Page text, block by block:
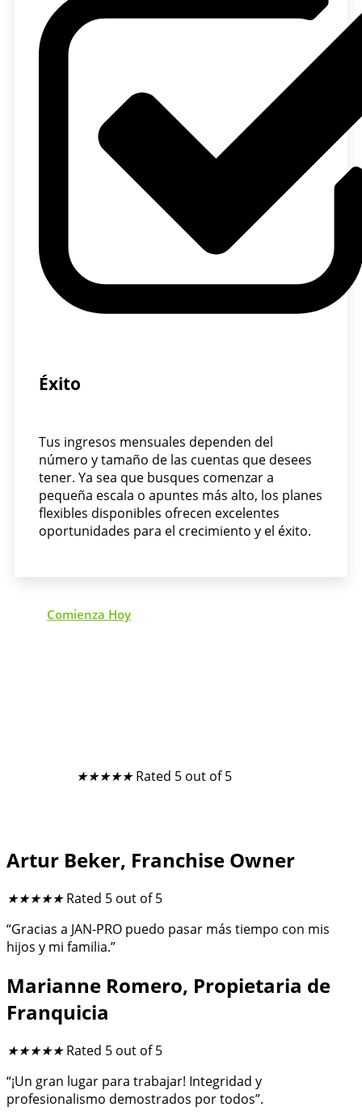
Éxito
Tus ingresos mensuales dependen del
número y tamaño de las cuentas que desees
tener. Ya sea que busques comenzar a
pequeña escala o apuntes más alto, los planes
flexibles disponibles ofrecen excelentes
oportunidades para el crecimiento y el éxito.
Comienza Hoy
★★★★★ Rated 5 out of 5
Artur Beker, Franchise Owner
★★★★★ Rated 5 out of 5
“Gracias a JAN-PRO puedo pasar más tiempo con mis
hijos y mi familia.”
Marianne Romero, Propietaria de
Franquicia
★★★★★ Rated 5 out of 5
“¡Un gran lugar para trabajar! Integridad y
profesionalismo demostrados por todos”.